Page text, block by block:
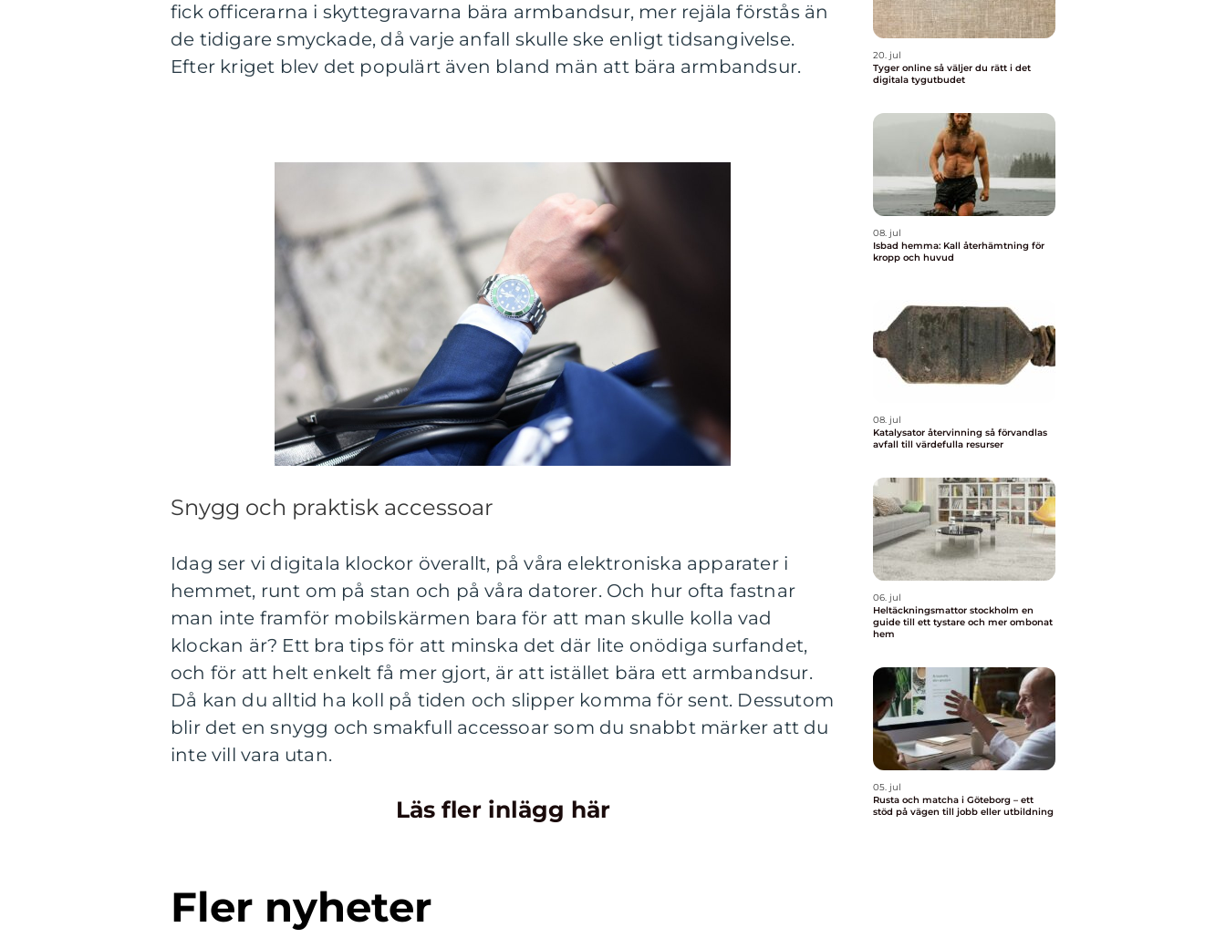
fick officerarna i skyttegravarna bära armbandsur, mer rejäla förstås än
de tidigare smyckade, då varje anfall skulle ske enligt tidsangivelse.
Efter kriget blev det populärt även bland män att bära armbandsur.
Snygg och praktisk accessoar
Idag ser vi digitala klockor överallt, på våra elektroniska apparater i
hemmet, runt om på stan och på våra datorer. Och hur ofta fastnar
man inte framför mobilskärmen bara för att man skulle kolla vad
klockan är? Ett bra tips för att minska det där lite onödiga surfandet,
och för att helt enkelt få mer gjort, är att istället bära ett armbandsur.
Då kan du alltid ha koll på tiden och slipper komma för sent. Dessutom
blir det en snygg och smakfull accessoar som du snabbt märker att du
inte vill vara utan.
Läs fler inlägg här
Fler nyheter
20. jul
Tyger online så väljer du rätt i det
digitala tygutbudet
08. jul
Isbad hemma: Kall återhämtning för
kropp och huvud
08. jul
Katalysator återvinning så förvandlas
avfall till värdefulla resurser
06. jul
Heltäckningsmattor stockholm en
guide till ett tystare och mer ombonat
hem
05. jul
Rusta och matcha i Göteborg – ett
stöd på vägen till jobb eller utbildning